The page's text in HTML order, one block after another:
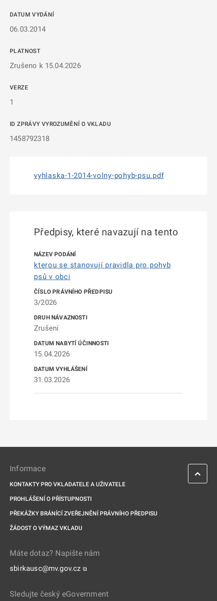
DATUM VYDÁNÍ
06.03.2014
PLATNOST
Zrušeno k 15.04.2026
VERZE
1
ID ZPRÁVY VYROZUMĚNÍ O VKLADU
1458792318
vyhlaska-1-2014-volny-pohyb-psu.pdf
Předpisy, které navazují na tento
kterou se stanovují pravidla pro pohyb
psů v obci
3/2026
Zrušení
15.04.2026
31.03.2026
Informace
KONTAKTY PRO VKLADATELE A UŽIVATELE
PROHLÁŠENÍ O PŘÍSTUPNOSTI
PŘEKÁŽKY BRÁNÍCÍ ZVEŘEJNĚNÍ PRÁVNÍHO PŘEDPISU
ŽÁDOST O VÝMAZ VKLADU
Máte dotaz? Napište nám
sbirkausc@mv.gov.cz ⧉
Sledujte český eGovernment